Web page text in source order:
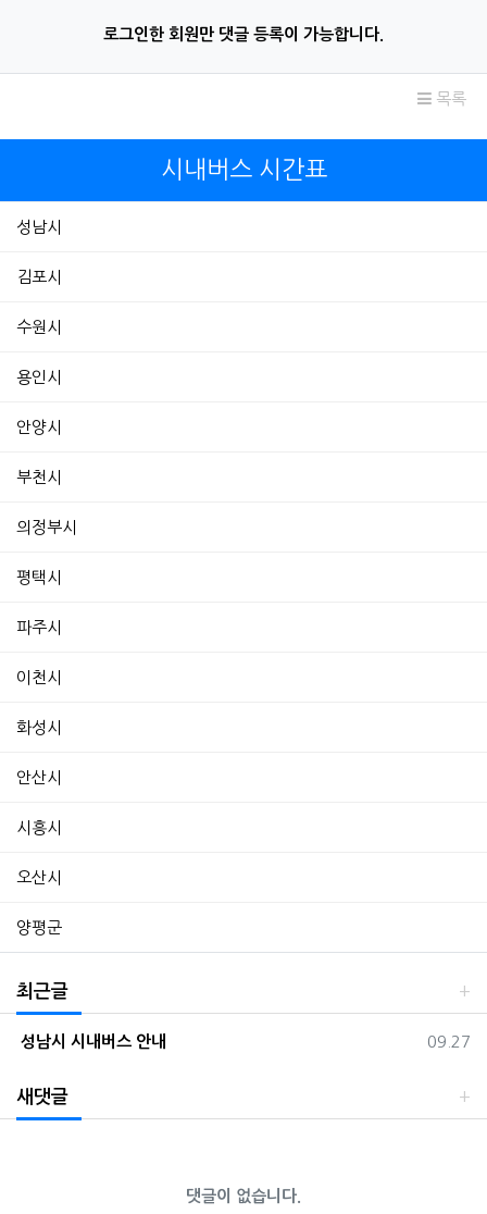
로그인한 회원만 댓글 등록이 가능합니다.
목록
시내버스 시간표
성남시
김포시
수원시
용인시
안양시
부천시
의정부시
평택시
파주시
이천시
화성시
안산시
시흥시
오산시
양평군
최근글
등록일
09.27
성남시 시내버스 안내
새댓글
댓글이 없습니다.